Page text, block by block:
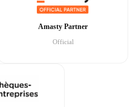
Amasty Partner
Official